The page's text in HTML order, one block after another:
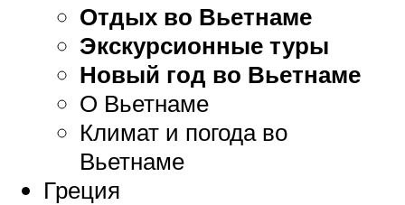
Отдых во Вьетнаме
Экскурсионные туры
Новый год во Вьетнаме
О Вьетнаме
Климат и погода во
Вьетнаме
Греция